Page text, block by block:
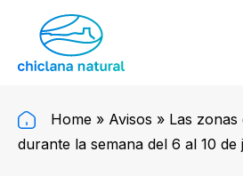
Home » Avisos » Las zonas
durante la semana del 6 al 10 de